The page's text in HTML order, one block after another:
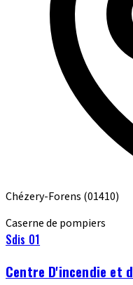
Chézery-Forens (01410)
Caserne de pompiers
Sdis 01
Centre D'incendie et